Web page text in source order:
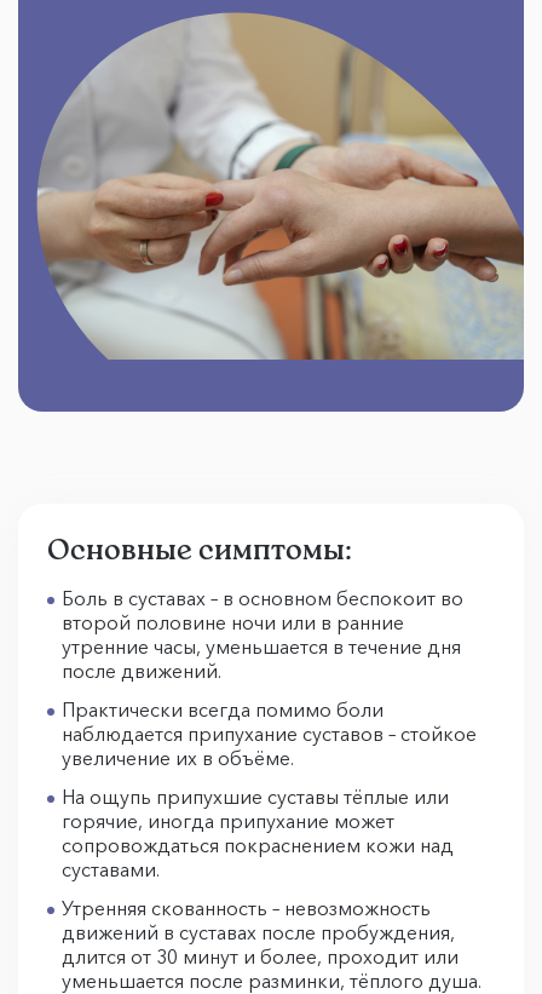
Основные симптомы:
Боль в суставах – в основном беспокоит во
второй половине ночи или в ранние
утренние часы, уменьшается в течение дня
после движений.
Практически всегда помимо боли
наблюдается припухание суставов – стойкое
увеличение их в объёме.
На ощупь припухшие суставы тёплые или
горячие, иногда припухание может
сопровождаться покраснением кожи над
суставами.
Утренняя скованность – невозможность
движений в суставах после пробуждения,
длится от 30 минут и более, проходит или
уменьшается после разминки, тёплого душа.